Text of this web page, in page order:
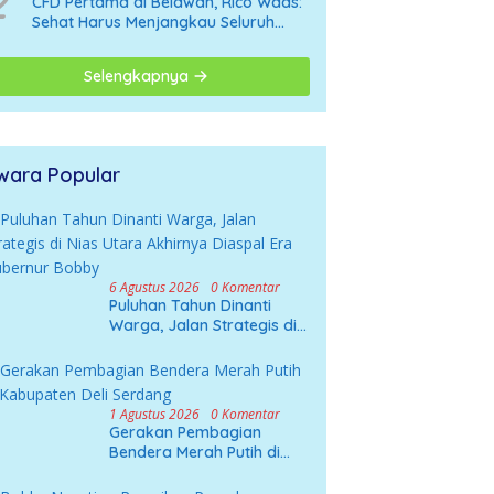
Sehat Harus Menjangkau Seluruh
Selengkapnya
Popular
6 Agustus 2026 0 Komentar
Puluhan Tahun Dinanti
Warga, Jalan Strategis di
Diaspal Era Gubernur
Bobby
1 Agustus 2026 0 Komentar
Gerakan Pembagian
Bendera Merah Putih di